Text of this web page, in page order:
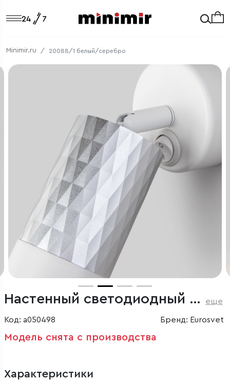
Minimir.ru 20088/1 белый/серебро
Настенный светодиодный светильник с выключателем еще
Код: a050498 Бренд: Eurosvet
Модель снята с производства
Характеристики